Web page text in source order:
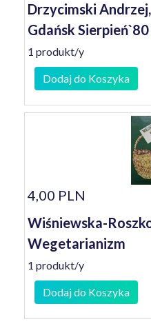
Drzycimski
Gdańsk
1 produkt/y
Dodaj do Koszyka
4,00 PLN
Wiśniewska-
Wegetarianizm
1 produkt/y
Dodaj do Koszyka